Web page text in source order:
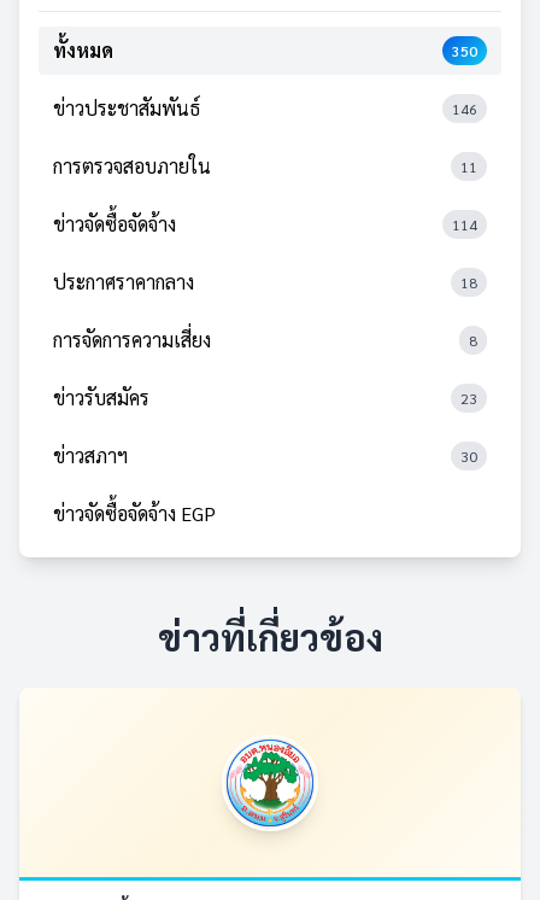
ทั้งหมด 350
ข่าวประชาสัมพันธ์ 146
การตรวจสอบภายใน 11
ข่าวจัดซื้อจัดจ้าง 114
ประกาศราคากลาง 18
การจัดการความเสี่ยง 8
ข่าวรับสมัคร 23
ข่าวสภาฯ 30
ข่าวจัดซื้อจัดจ้าง EGP
ข่าวที่เกี่ยวข้อง